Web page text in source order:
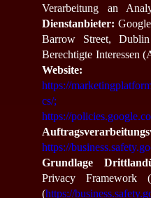
Verarbeitung an
Dienstanbieter:
Barrow Street,
Berechtigte Interessen
Website:
https://
cs/;
https://
https://
Grundlage
Privacy Framework
(https://